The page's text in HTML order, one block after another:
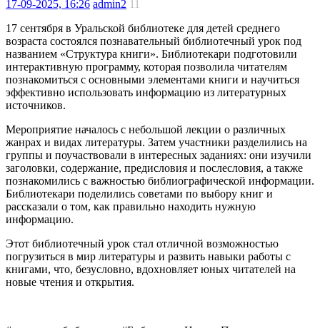
17-09-2025, 16:26 admin2 11
17 сентября в Уральской библиотеке для детей среднего
возраста состоялся познавательный библиотечный урок под
названием «Структура книги». Библиотекари подготовили
интерактивную программу, которая позволила читателям
познакомиться с основными элементами книги и научиться
эффективно использовать информацию из литературных
источников.
Мероприятие началось с небольшой лекции о различных
жанрах и видах литературы. Затем участники разделились на
группы и поучаствовали в интересных заданиях: они изучили
заголовки, содержание, предисловия и послесловия, а также
познакомились с важностью библиографической информации.
Библиотекари поделились советами по выбору книг и
рассказали о том, как правильно находить нужную
информацию.
Этот библиотечный урок стал отличной возможностью
погрузиться в мир литературы и развить навыки работы с
книгами, что, безусловно, вдохновляет юных читателей на
новые чтения и открытия.